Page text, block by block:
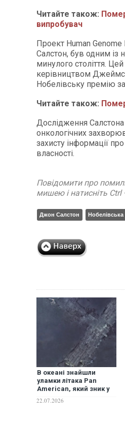
Читайте також:
випробувач
Проект Human Genome
Салстон, був одним із
минулого століття.
керівництвом
Нобелівську премію
Читайте також:
Дослідження
онкологічних
захисту інформації
власності.
Повідомити про
мишею і натисніть Ctrl
Джон Салстон Нобелівська
В океані знайшли
уламки літака Pan
American, який зник у
Рико
22.07.2026